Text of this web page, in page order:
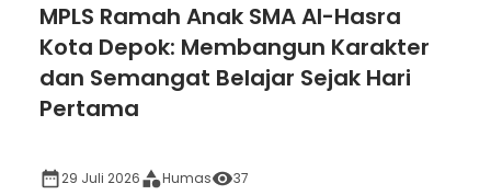
MPLS Ramah Anak SMA Al-Hasra
Kota Depok: Membangun Karakter
dan Semangat Belajar Sejak Hari
Pertama
29 Juli 2026 Humas 37